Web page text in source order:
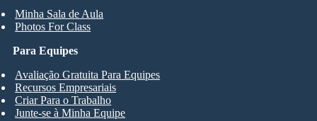
Minha Sala de Aula
Photos For Class
Para Equipes
Avaliação Gratuita Para Equipes
Recursos Empresariais
Criar Para o Trabalho
Junte-se à Minha Equipe